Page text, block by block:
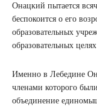
Онацкий пытается
беспокоится о его
образовательных
образовательных
Именно в Лебедине
членами которого
объединение